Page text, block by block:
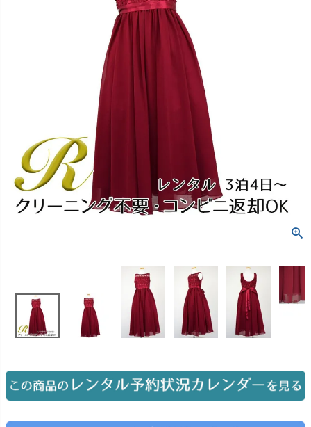
コスチューム アウター
インナー・パニエ アクセサリー
ジュエリー 音楽雑貨
Graduation & Entrance
卒業式・入学式
きちんと感のあるフォーマル
Shichi-Go-San
七五三
3歳・5歳・7歳の晴れの日
汚れ・キズ・破損の補償
ご購入・サポート
07 販売・共通のご案内
品質・返品・お手入れ
08 送料・お支払い
送料・決済方法
茨城県土浦市大町14-16-1F
10:00–18:00（完全予約制）
店舗を予約する →
Photography
Angel's Photo Studio
予約 Web または お電話